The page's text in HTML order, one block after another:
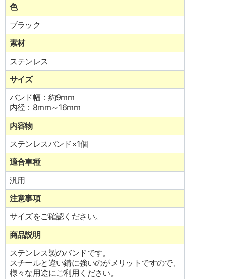
色
ブラック
素材
ステンレス
サイズ
バンド幅：約9mm
内径：8mm～16mm
内容物
ステンレスバンド×1個
適合車種
汎用
注意事項
サイズをご確認ください。
商品説明
ステンレス製のバンドです。
スチールと違い錆に強いのがメリットですので、
様々な用途にご利用ください。